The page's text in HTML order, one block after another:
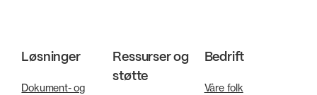
Løsninger
Dokument- og
Ressurser og
støtte
Bedrift
Våre folk